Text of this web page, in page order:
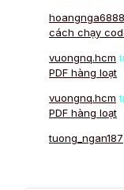
hoangnga6888
cách chạy
vuongnq.hcm
PDF hàng loạt
vuongnq.hcm
PDF hàng loạt
tuong_ngan187